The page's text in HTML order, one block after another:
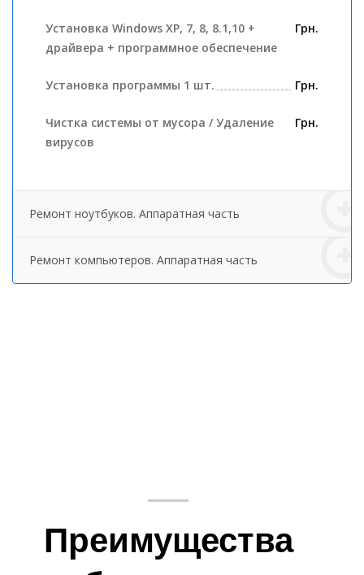
Установка Windows XP, 7, 8, 8.1,10 +
драйвера + программное обеспечение
Грн.
Установка программы 1 шт. Грн.
Чистка системы от мусора / Удаление
вирусов
Грн.
Ремонт ноутбуков. Аппаратная часть
Ремонт компьютеров. Аппаратная часть
Преимущества